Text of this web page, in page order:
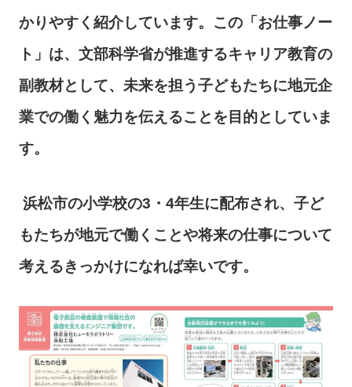
かりやすく紹介しています。この「お仕事ノー
ト」は、文部科学省が推進するキャリア教育の
副教材として、未来を担う子どもたちに地元企
業での働く魅力を伝えることを目的としていま
す。
浜松市の小学校の3 ・ 4年生に配布され、子ど
もたちが地元で働くことや将来の仕事について
考えるきっかけになれば幸いです。